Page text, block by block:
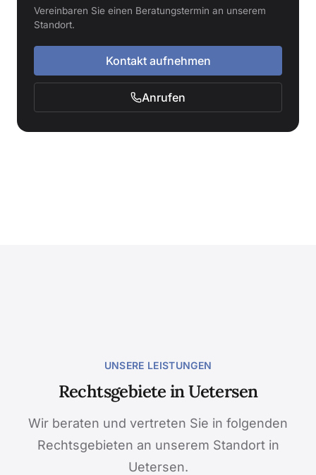
Vereinbaren Sie einen Beratungstermin an unserem
Standort.
Kontakt aufnehmen
Anrufen
UNSERE LEISTUNGEN
Rechtsgebiete in Uetersen
Wir beraten und vertreten Sie in folgenden
Rechtsgebieten an unserem Standort in
Uetersen.